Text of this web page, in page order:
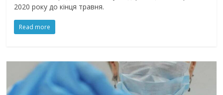
2020 року до кінця травня.
Read more